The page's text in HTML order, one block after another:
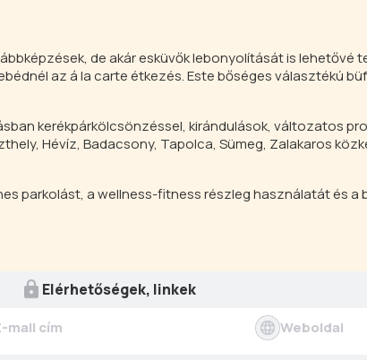
de akár esküvők lebonyolítását is lehetővé
az á la carte étkezés. Este bőséges választékú
kerékpárkölcsönzéssel, kirándulások, változatos
Hévíz, Badacsony, Tapolca, Sümeg, Zalakaros
parkolást, a wellness-fitness részleg használatát és a
Elérhetőségek, linkek
mail cím Weboldal